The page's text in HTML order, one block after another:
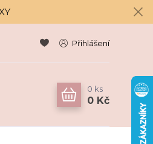
Přihlášení
0 ks
0 Kč